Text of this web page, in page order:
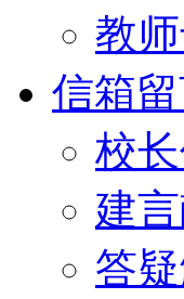
教
信箱
校
建
答